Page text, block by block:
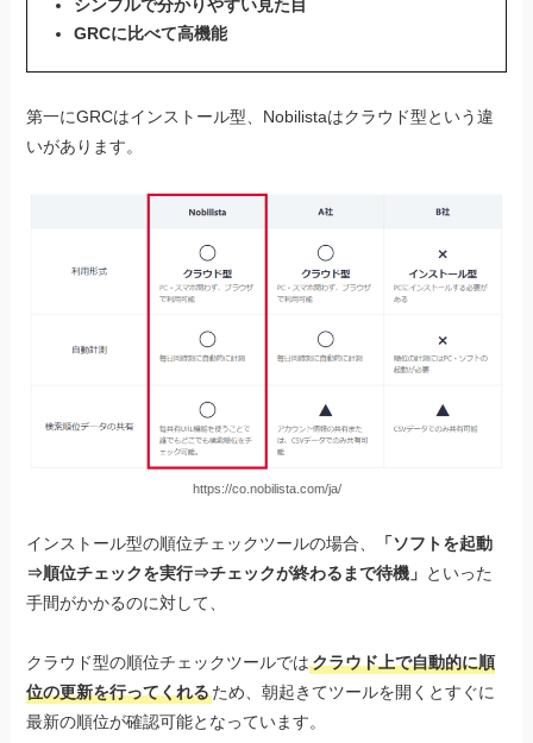
シンプルで分かりやすい見た目
GRCに比べて高機能
第一にGRCはインストール型、Nobilistaはクラウド型という違
いがあります。
https://co.nobilista.com/ja/
インストール型の順位チェックツールの場合、
「ソフトを起動
⇒順位チェックを実行⇒チェックが終わるまで待機」 といった
手間がかかるのに対して、
クラウド型の順位チェックツールではクラウド上で自動的に順
位の更新を行ってくれるため、朝起きてツールを開くとすぐに
最新の順位が確認可能となっています。